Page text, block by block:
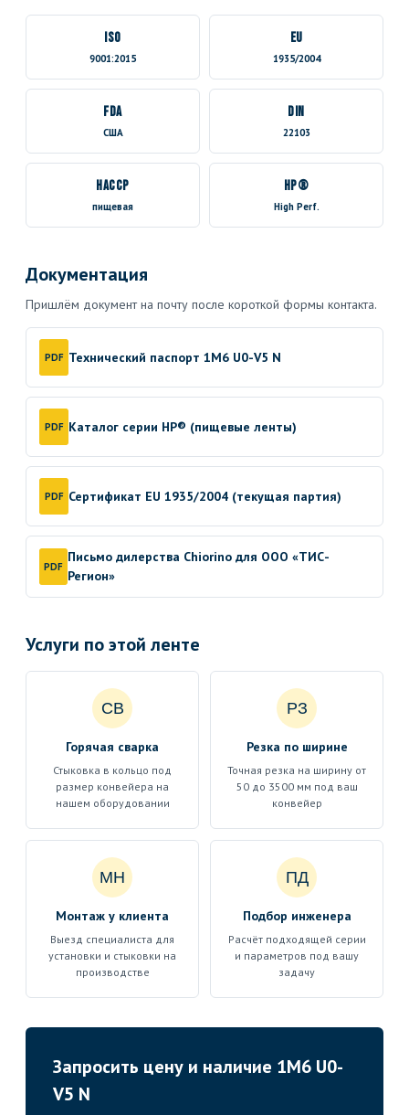
ISO
9001:2015
EU
1935/2004
FDA
США
DIN
22103
HACCP
пищевая
HP®
High Perf.
Документация
Пришлём документ на почту после короткой формы контакта.
PDF Технический паспорт 1M6 U0-V5 N
PDF Каталог серии HP® (пищевые ленты)
PDF Сертификат EU 1935/2004 (текущая партия)
PDF
Письмо дилерства Chiorino для ООО «ТИС-
Регион»
Услуги по этой ленте
СВ
Горячая сварка
Стыковка в кольцо под
размер конвейера на
нашем оборудовании
РЗ
Резка по ширине
Точная резка на ширину от
50 до 3500 мм под ваш
конвейер
МН
Монтаж у клиента
Выезд специалиста для
установки и стыковки на
производстве
ПД
Подбор инженера
Расчёт подходящей серии
и параметров под вашу
задачу
Запросить цену и наличие 1M6 U0-
V5 N